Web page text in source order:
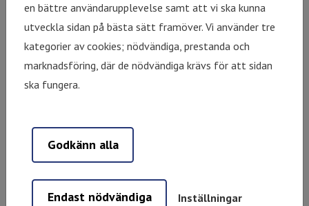
Hem Mina sidor
Mina sidor
Mobilt BankID
Starta Mobilt BankID
en bättre användarupplevelse samt att vi ska kunna
utveckla sidan på bästa sätt framöver. Vi använder tre
kategorier av cookies; nödvändiga, prestanda och
marknadsföring, där de nödvändiga krävs för att sidan
ska fungera.
Godkänn alla
Endast nödvändiga Inställningar